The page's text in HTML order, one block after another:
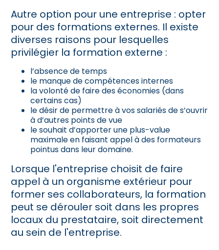
Autre option pour une entreprise : opter
pour des formations externes. Il existe
diverses raisons pour lesquelles
privilégier la formation externe :
l’absence de temps
le manque de compétences internes
la volonté de faire des économies (dans
certains cas)
le désir de permettre à vos salariés de s’ouvrir
à d’autres points de vue
le souhait d’apporter une plus-value
maximale en faisant appel à des formateurs
pointus dans leur domaine.
Lorsque l'entreprise choisit de faire
appel à un organisme extérieur pour
former ses collaborateurs, la formation
peut se dérouler soit dans les propres
locaux du prestataire, soit directement
au sein de l'entreprise.